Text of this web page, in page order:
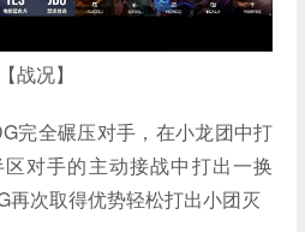
【战况】
完全碾压对手，在小龙团中打
对手的主动接战中打出一换
再次取得优势轻松打出小团灭